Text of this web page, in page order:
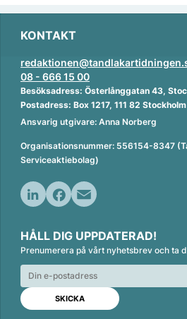
KONTAKT
08 - 666 15 00
Besöksadress: Österlånggatan 43,
Postadress: Box 1217, 111 82 Stockholm
Ansvarig utgivare: Anna Norberg
Organisationsnummer: 556154-8347
Serviceaktiebolag)
n
k
e
d
n
c
e
b
o
o
k
a
i
l
HÅLL DIG UPPDATERAD!
Prenumerera på vårt nyhetsbrev och ta